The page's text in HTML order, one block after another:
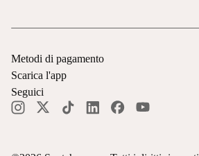
Metodi di pagamento
Scarica l'app
Seguici